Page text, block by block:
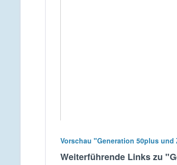
Vorschau "Generation 50plus und
Weiterführende Links zu